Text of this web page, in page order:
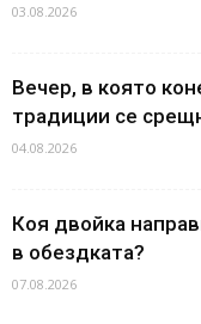
03.08.2026
Вечер, в която
традиции се
04.08.2026
Коя двойка
в обездката?
07.08.2026